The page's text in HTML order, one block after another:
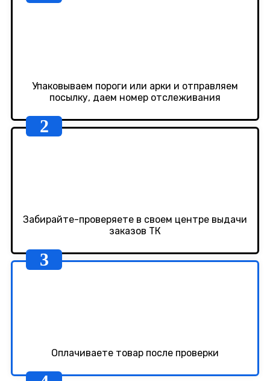
Упаковываем пороги или арки и отправляем
посылку, даем номер отслеживания
Забирайте-проверяете в своем центре выдачи
заказов ТК
Оплачиваете товар после проверки